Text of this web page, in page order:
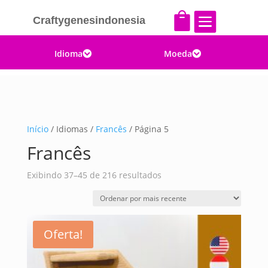
Craftygenesindonesia  
Idioma Moeda
Início/ Idiomas / Francês / Página 5
Francês
Exibindo 37–45 de 216 resultadosClassificado
mais
Oferta!